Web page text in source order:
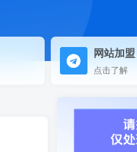
网站加盟
点击了解